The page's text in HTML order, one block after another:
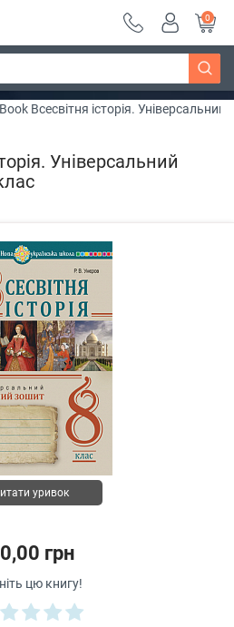
~ 250 грн ~
Дізнатись більше
0
Всесвітня історія.
Універсальний
уривок
грн
цю книгу!